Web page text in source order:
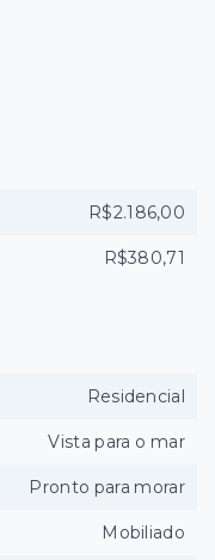
R$2.186,00
R$380,71
Residencial
Vista para o mar
Pronto para morar
Mobiliado